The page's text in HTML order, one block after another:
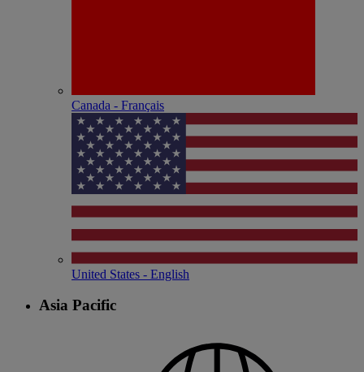
Canada - Français
United States - English
Asia Pacific